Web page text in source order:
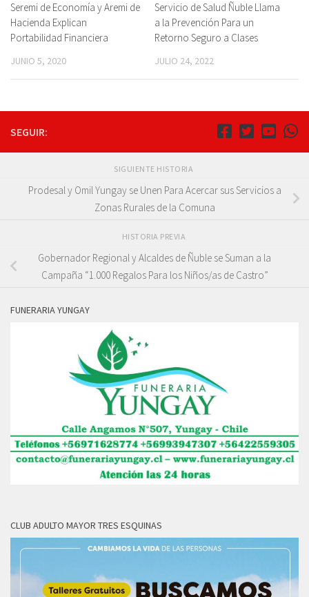
Seremi de Economía y Aremi de
Hacienda Explican
Portabilidad Financiera
JUNIO 5, 2020
Servicio de Salud Ñuble Llama
a la Prevención Para un
Retorno Seguro a Clases
JULIO 24, 2022
SEGUIR:
SIGUIENTE HISTORIA
Prodesal y Omil Yungay se Unen Para Acercar sus Servicios a
Zonas Rurales de la Comuna
HISTORIA PREVIA
Gobernador Regional y Alcaldes de Ñuble se Suman a la
Campaña “1.000 Regalos Para los Niños/as de Castro”
FUNERARIA YUNGAY
CLUB ADULTO MAYOR TRES ESQUINAS